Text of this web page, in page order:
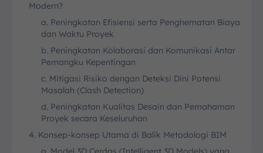
Modern?
a. Peningkatan Efisiensi serta Penghematan Biaya
dan Waktu Proyek
b. Peningkatan Kolaborasi dan Komunikasi Antar
Pemangku Kepentingan
c. Mitigasi Risiko dengan Deteksi Dini Potensi
Masalah (Clash Detection)
d. Peningkatan Kualitas Desain dan Pemahaman
Proyek secara Keseluruhan
4. Konsep-konsep Utama di Balik Metodologi BIM